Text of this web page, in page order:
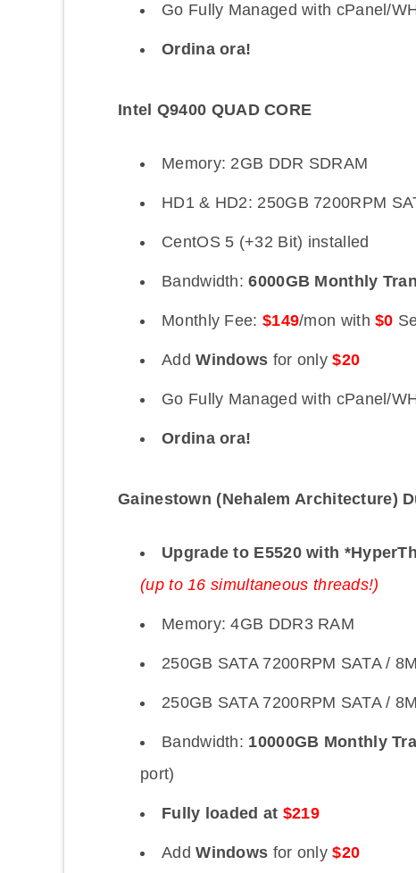
Go Fully Managed with cPanel/
Ordina ora!
Intel Q9400 QUAD CORE
Memory: 2GB DDR SDRAM
HD1 & HD2: 250GB 7200RPM
CentOS 5 (+32 Bit) installed
Bandwidth:6000GB Monthly
Monthly Fee: $149/mon with$0
AddWindows for only$20
Go Fully Managed with cPanel/
Ordina ora!
Gainestown (Nehalem Architecture)
Upgrade to E5520 with
(up to 16 simultaneous threads!)
Memory: 4GB DDR3 RAM
250GB SATA 7200RPM SATA /
250GB SATA 7200RPM SATA /
Bandwidth: 10000GB Monthly
port)
Fully loaded at $219
AddWindows for only$20